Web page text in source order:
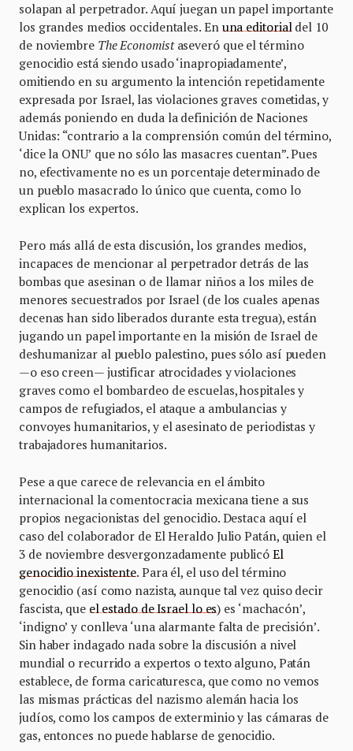
solapan al perpetrador. Aquí juegan un papel importante
los grandes medios occidentales. En una editorialdel 10
de noviembre The Economistaseveró que el término
genocidio está siendo usado ‘inapropiadamente’,
omitiendo en su argumento la intención repetidamente
expresada por Israel, las violaciones graves cometidas, y
además poniendo en duda la definición de Naciones
Unidas: “contrario a la comprensión común del término,
‘dice la ONU’ que no sólo las masacres cuentan”. Pues
no, efectivamente no es un porcentaje determinado de
un pueblo masacrado lo único que cuenta, como lo
explican los expertos.
Pero más allá de esta discusión, los grandes medios,
incapaces de mencionar al perpetrador detrás de las
bombas que asesinan o de llamar niños a los miles de
menores secuestrados por Israel (de los cuales apenas
decenas han sido liberados durante esta tregua), están
jugando un papel importante en la misión de Israel de
deshumanizar al pueblo palestino, pues sólo así pueden
—o eso creen— justificar atrocidades y violaciones
graves como el bombardeo de escuelas, hospitales y
campos de refugiados, el ataque a ambulancias y
convoyes humanitarios, y el asesinato de periodistas y
trabajadores humanitarios.
Pese a que carece de relevancia en el ámbito
internacional la comentocracia mexicana tiene a sus
propios negacionistas del genocidio. Destaca aquí el
caso del colaborador de El Heraldo Julio Patán, quien el
3 de noviembre desvergonzadamente publicóEl
genocidio inexistente. Para él, el uso del término
genocidio (así como nazista, aunque tal vez quiso decir
fascista, que el estado de Israel lo es) es ‘machacón’,
‘indigno’ y conlleva ‘una alarmante falta de precisión’.
Sin haber indagado nada sobre la discusión a nivel
mundial o recurrido a expertos o texto alguno, Patán
establece, de forma caricaturesca, que como no vemos
las mismas prácticas del nazismo alemán hacia los
judíos, como los campos de exterminio y las cámaras de
gas, entonces no puede hablarse de genocidio.